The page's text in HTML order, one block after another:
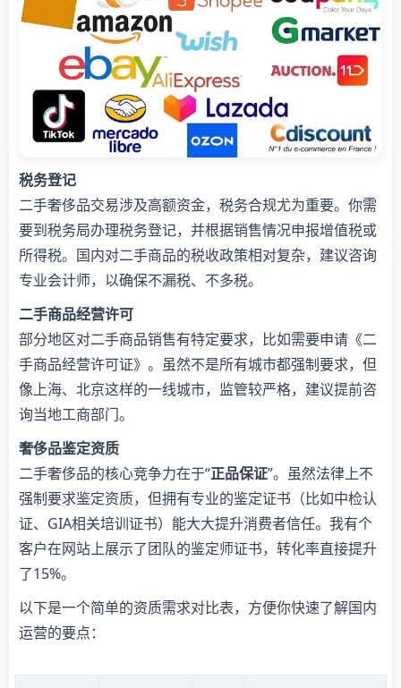
税务登记
二手奢侈品交易涉及高额资金，税务合规尤为重要。你需
要到税务局办理税务登记，并根据销售情况申报增值税或
所得税。国内对二手商品的税收政策相对复杂，建议咨询
专业会计师，以确保不漏税、不多税。
二手商品经营许可
部分地区对二手商品销售有特定要求，比如需要申请《二
手商品经营许可证》。虽然不是所有城市都强制要求，但
像上海、北京这样的一线城市，监管较严格，建议提前咨
询当地工商部门。
奢侈品鉴定资质
二手奢侈品的核心竞争力在于“正品保证”。虽然法律上不
强制要求鉴定资质，但拥有专业的鉴定证书（比如中检认
证、GIA相关培训证书）能大大提升消费者信任。我有个
客户在网站上展示了团队的鉴定师证书，转化率直接提升
了15%。
以下是一个简单的资质需求对比表，方便你快速了解国内
运营的要点：